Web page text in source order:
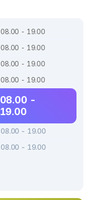
08.00 - 19.00
08.00 - 19.00
08.00 - 19.00
08.00 - 19.00
08.00 -
19.00
08.00 - 19.00
08.00 - 19.00